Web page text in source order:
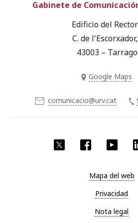
Twitter Facebook
Gabinete de
Edificio del
C. de
43003 –
Google Maps
comunicacio@urv.cat
Mapa del web
Privacidad
Nota legal